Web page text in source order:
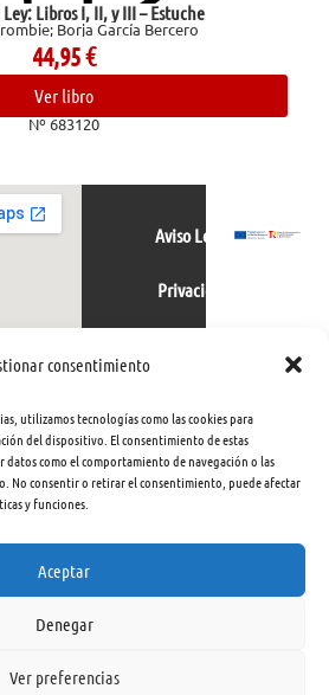
consentimiento
utilizamos tecnologías como las cookies para
del dispositivo. El consentimiento de estas
como el comportamiento de navegación o las
No consentir o retirar el consentimiento, puede afectar
y funciones.
Aceptar
Denegar
Ver preferencias
Libros I, II, y III – Estuche
Borja García Bercero
44,95€
Ver libro
Nº 683120
Aviso Legal
Privacidad